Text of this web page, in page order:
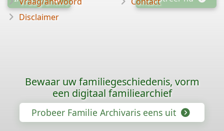
Disclaimer
Bewaar uw familiegeschiedenis, vorm
een digitaal familiearchief
Probeer Familie Archivaris eens uit